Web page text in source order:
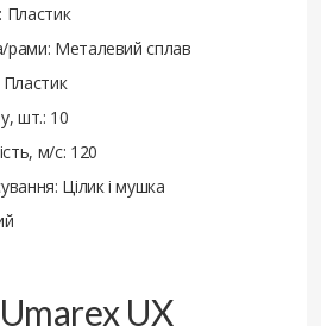
Пластик
рами: Металевий сплав
Пластик
шт.: 10
м/с: 120
Цілик і мушка
UX